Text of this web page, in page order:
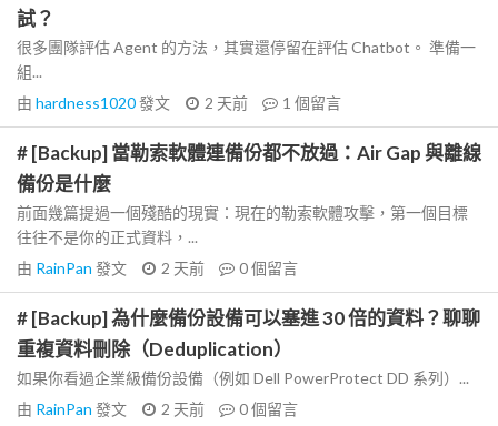
試？
很多團隊評估 Agent 的方法，其實還停留在評估 Chatbot。 準備一
組...
由 hardness1020發文 2 天前 1 個留言
# [Backup] 當勒索軟體連備份都不放過：Air Gap 與離線
備份是什麼
前面幾篇提過一個殘酷的現實：現在的勒索軟體攻擊，第一個目標
往往不是你的正式資料，...
由 RainPan 發文 2 天前 0個留言
# [Backup] 為什麼備份設備可以塞進 30 倍的資料？聊聊
重複資料刪除（Deduplication）
如果你看過企業級備份設備（例如 Dell PowerProtect DD 系列）...
由 RainPan 發文 2 天前 0個留言